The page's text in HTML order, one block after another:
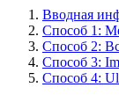
Вводная
Способ 1:
Способ 2:
Способ 3:
Способ 4: